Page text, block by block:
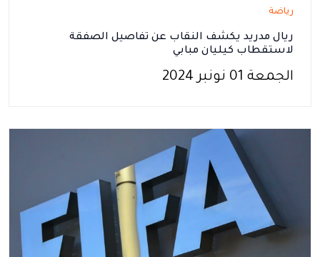
رياضة
ريال مدريد يكشف النقاب عن تفاصيل الصفقة
لاستقطاب كيليان مبابي
الجمعة 01 نونبر 2024